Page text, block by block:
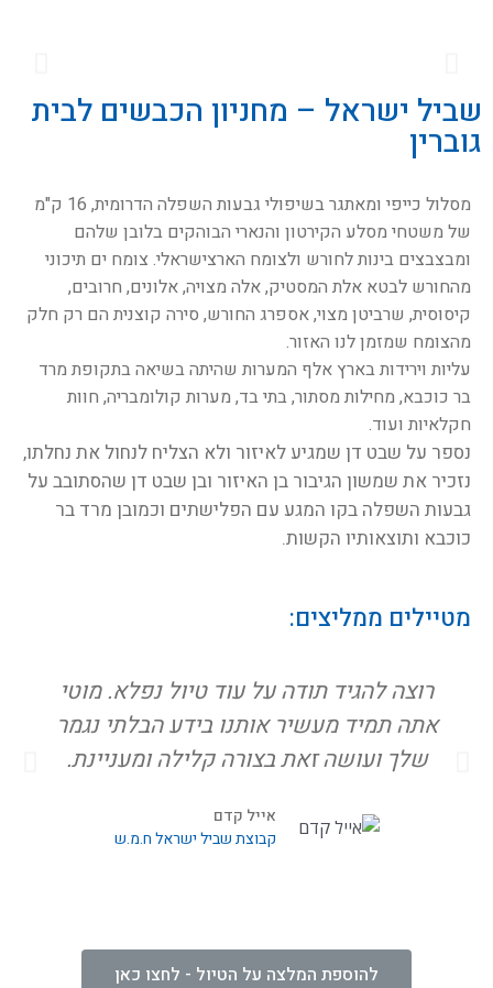
חזרו אליי לגבי הטיול
שביל ישראל – מחניון הכבשים לבית
גוברין
מסלול כייפי ומאתגר בשיפולי גבעות השפלה הדרומית, 16 ק"מ
של משטחי מסלע הקירטון והנארי הבוהקים בלובן שלהם
ומבצבצים בינות לחורש ולצומח הארצישראלי. צומח ים תיכוני
מהחורש לבטא אלת המסטיק, אלה מצויה, אלונים, חרובים,
קיסוסית, שרביטן מצוי, אספרג החורש, סירה קוצנית הם רק חלק
מהצומח שמזמן לנו האזור.
עליות וירידות בארץ אלף המערות שהיתה בשיאה בתקופת מרד
בר כוכבא, מחילות מסתור, בתי בד, מערות קולומבריה, חוות
חקלאיות ועוד.
נספר על שבט דן שמגיע לאיזור ולא הצליח לנחול את נחלתו,
נזכיר את שמשון הגיבור בן האיזור ובן שבט דן שהסתובב על
גבעות השפלה בקו המגע עם הפלישתים וכמובן מרד בר
כוכבא ותוצאותיו הקשות.
מטיילים ממליצים:
רוצה להגיד תודה על עוד טיול נפלא. מוטי
אתה תמיד מעשיר אותנו בידע הבלתי נגמר
שלך ועושה זאת בצורה קלילה ומעניינת.
אייל קדם
קבוצת שביל ישראל ח.מ.ש
להוספת המלצה על הטיול - לחצו כאן